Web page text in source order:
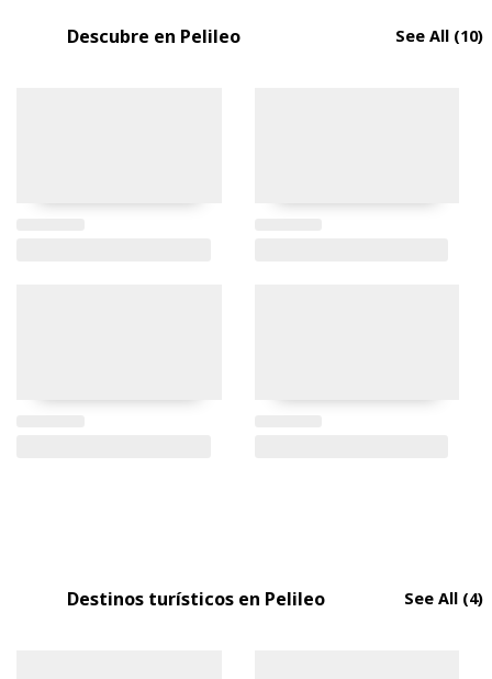
Descubre en Pelileo See All (10)
Destinos turísticos en Pelileo See All (4)